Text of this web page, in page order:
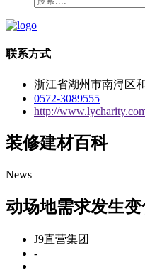
联系方式
浙江省湖州市南浔区
0572-3089555
http://
装修建材百科
News
动场地需求发生
J9直营集团
-